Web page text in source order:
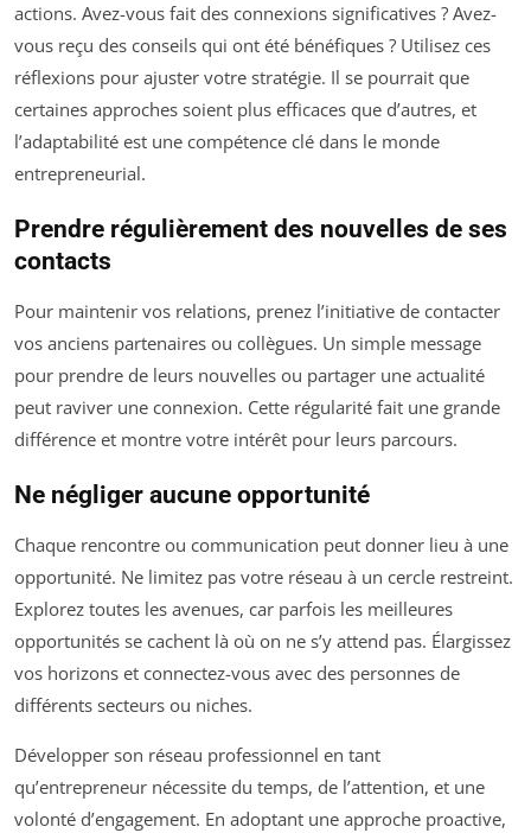
actions. Avez-vous fait des connexions significatives ? Avez-
vous reçu des conseils qui ont été bénéfiques ? Utilisez ces
réflexions pour ajuster votre stratégie. Il se pourrait que
certaines approches soient plus efficaces que d’autres, et
l’adaptabilité est une compétence clé dans le monde
entrepreneurial.
Prendre régulièrement des nouvelles de ses
contacts
Pour maintenir vos relations, prenez l’initiative de contacter
vos anciens partenaires ou collègues. Un simple message
pour prendre de leurs nouvelles ou partager une actualité
peut raviver une connexion. Cette régularité fait une grande
différence et montre votre intérêt pour leurs parcours.
Ne négliger aucune opportunité
Chaque rencontre ou communication peut donner lieu à une
opportunité. Ne limitez pas votre réseau à un cercle restreint.
Explorez toutes les avenues, car parfois les meilleures
opportunités se cachent là où on ne s’y attend pas. Élargissez
vos horizons et connectez-vous avec des personnes de
différents secteurs ou niches.
Développer son réseau professionnel en tant
qu’entrepreneur nécessite du temps, de l’attention, et une
volonté d’engagement. En adoptant une approche proactive,